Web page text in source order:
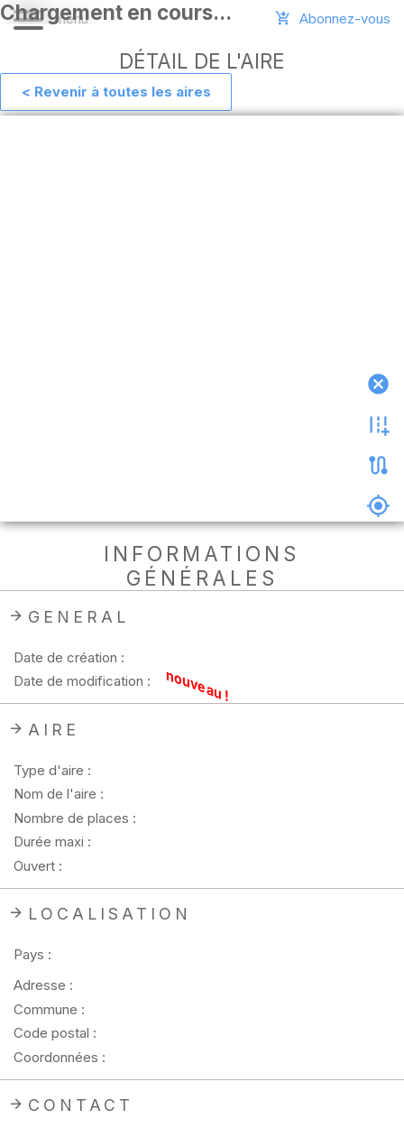
Aide
hors
ligne
Abonnez-vous
DÉTAIL DE L'AIRE
< Revenir à toutes les aires
INFORMATIONS
GÉNÉRALES
GENERAL
Date de création :
Date de modification :
nouveau !
AIRE
Type d'aire :
Nom de l'aire :
Nombre de places :
Durée maxi :
Ouvert :
LOCALISATION
Pays :
Adresse :
Commune :
Code postal :
Coordonnées :
CONTACT